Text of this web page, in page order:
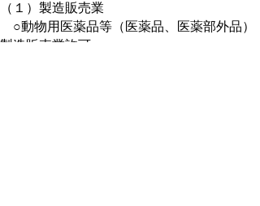
（１）製造販売業
○動物用医薬品等（医薬品、医薬部外品）
製造販売業許可